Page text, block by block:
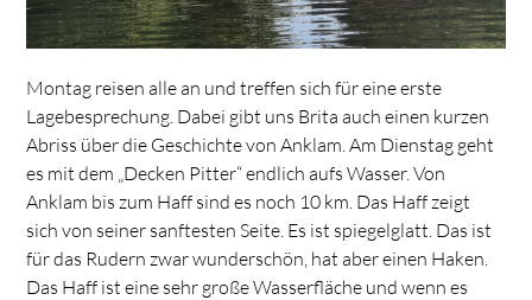
Montag reisen alle an und treffen sich für eine erste
Lagebesprechung. Dabei gibt uns Brita auch einen kurzen
Abriss über die Geschichte von Anklam. Am Dienstag geht
es mit dem „Decken Pitter“ endlich aufs Wasser. Von
Anklam bis zum Haff sind es noch 10 km. Das Haff zeigt
sich von seiner sanftesten Seite. Es ist spiegelglatt. Das ist
für das Rudern zwar wunderschön, hat aber einen Haken.
Das Haff ist eine sehr große Wasserfläche und wenn es